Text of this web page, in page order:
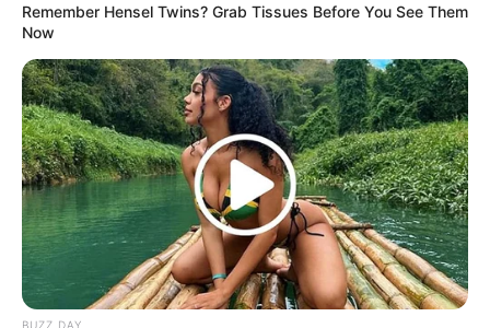
Remember Hensel Twins? Grab Tissues Before You See Them
Now
BUZZ DAY